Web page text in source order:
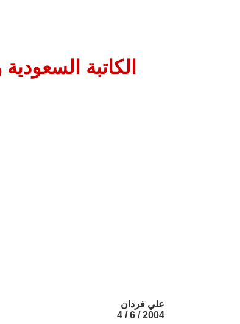
الكاتبة
علي فردان
2004 / 6 / 4